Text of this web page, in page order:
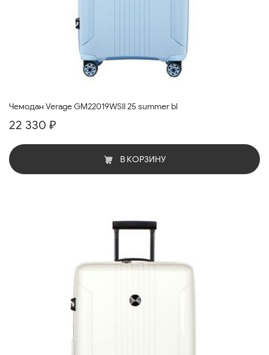
Чемодан Verage GM22019WSII 25 summer bl
22 330 ₽
В КОРЗИНУ